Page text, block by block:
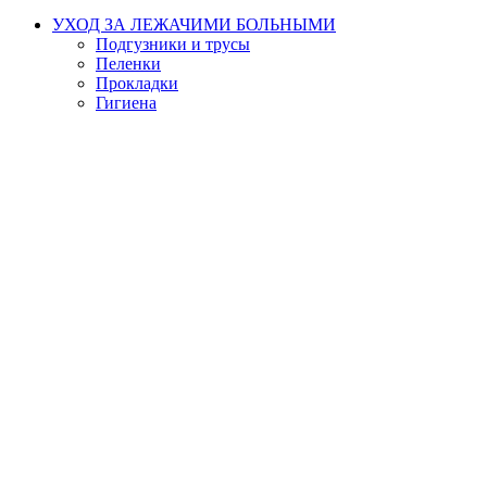
УХОД ЗА ЛЕЖАЧИМИ БОЛЬНЫМИ
Подгузники и трусы
Пеленки
Прокладки
Гигиена